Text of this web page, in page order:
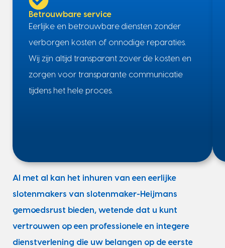
Betrouwbare service
Eerlijke en betrouwbare diensten zonder
verborgen kosten of onnodige reparaties.
Wij zijn altijd transparant zover de kosten en
zorgen voor transparante communicatie
tijdens het hele proces.
Al met al kan het inhuren van een eerlijke
slotenmakers van slotenmaker-Heijmans
gemoedsrust bieden, wetende dat u kunt
vertrouwen op een professionele en integere
dienstverlening die uw belangen op de eerste